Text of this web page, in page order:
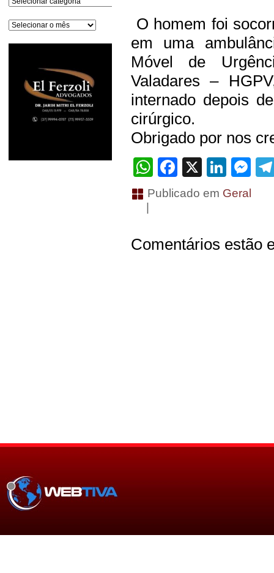
Arquivos
O homem foi
em uma
Móvel de
Valadares –
internado depois
cirúrgico.
Obrigado por nos
WhatsApp
Facebook
X
Publicado em Geral
Comentários estão